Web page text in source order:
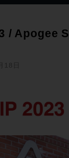
/ Apogee
18日